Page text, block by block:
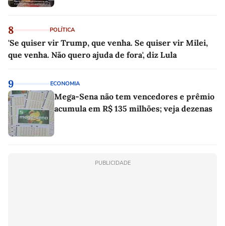
8 POLÍTICA
'Se quiser vir Trump, que venha. Se quiser vir Milei,
que venha. Não quero ajuda de fora', diz Lula
9 ECONOMIA
Mega-Sena não tem vencedores e prêmio
acumula em R$ 135 milhões; veja dezenas
PUBLICIDADE